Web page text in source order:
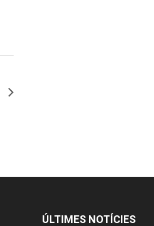
ÚLTIMES NOTÍCIES